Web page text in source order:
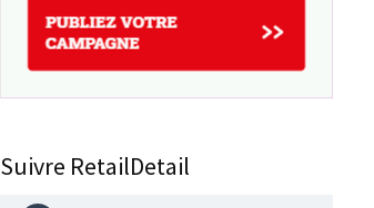
Suivre RetailDetail